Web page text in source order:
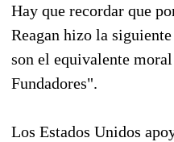
Hay que recordar que
Reagan hizo la
son el equivalente moral
Fundadores".
Los Estados Unidos